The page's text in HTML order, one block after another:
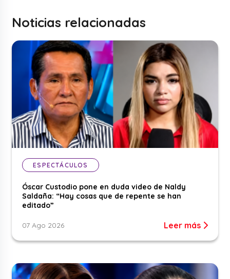
Noticias relacionadas
ESPECTÁCULOS
Óscar Custodio pone en duda video de Naldy
Saldaña: “Hay cosas que de repente se han
editado”
07 Ago 2026 Leer más